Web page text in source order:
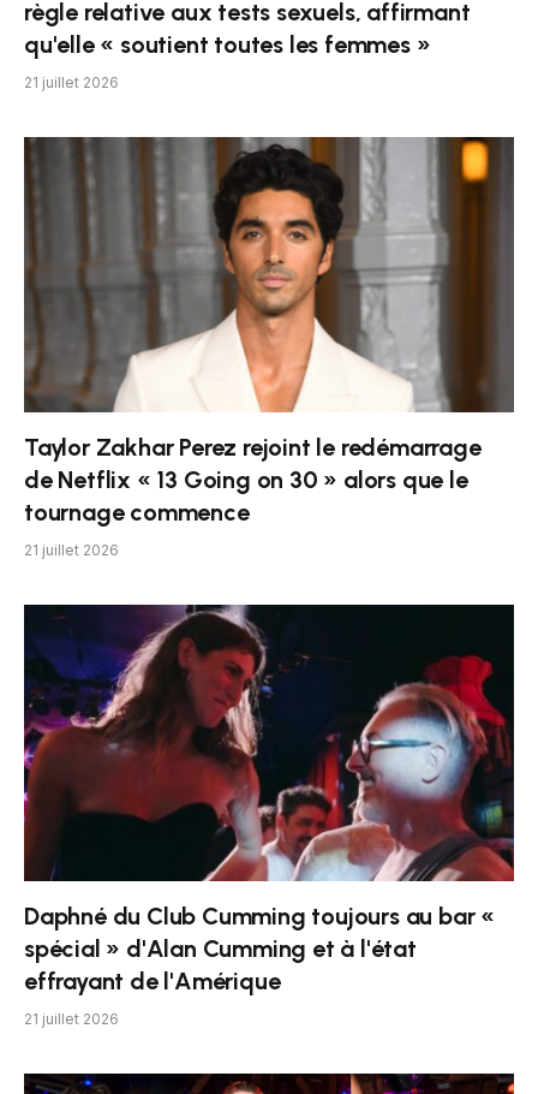
règle relative aux tests sexuels, affirmant
qu'elle « soutient toutes les femmes »
21 juillet 2026
Taylor Zakhar Perez rejoint le redémarrage
de Netflix « 13 Going on 30 » alors que le
tournage commence
21 juillet 2026
Daphné du Club Cumming toujours au bar «
spécial » d'Alan Cumming et à l'état
effrayant de l'Amérique
21 juillet 2026